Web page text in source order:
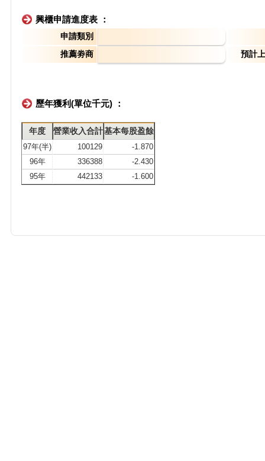
興櫃申請進度表 ：
申請類別
推薦劵商
預計
歷年獲利(單位千元) ：
年度 營業收入合計基本每股盈餘
97年(半) 100129
-1.870
96年
336388
-2.430
95年
442133 -1.600